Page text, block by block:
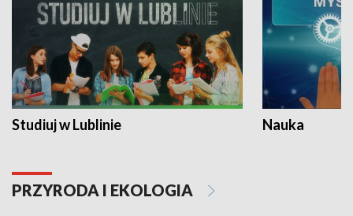
Studiuj w Lublinie Nauka
PRZYRODA I EKOLOGIA